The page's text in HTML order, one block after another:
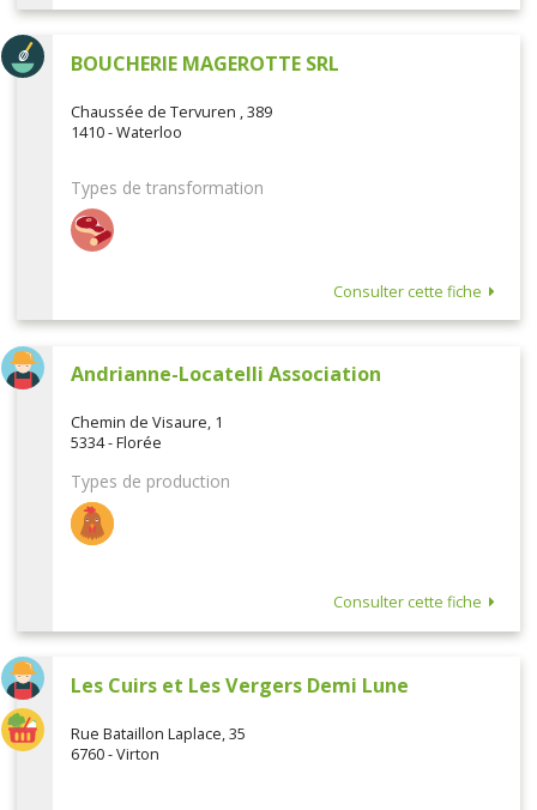
BOUCHERIE MAGEROTTE SRL
Chaussée de Tervuren , 389
1410 - Waterloo
Types de transformation
Consulter cette fiche
Andrianne-Locatelli Association
Chemin de Visaure, 1
5334 - Florée
Types de production
Consulter cette fiche
Les Cuirs et Les Vergers Demi Lune
Rue Bataillon Laplace, 35
6760 - Virton